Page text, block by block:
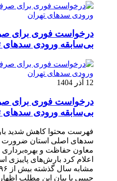
درخواست فوری برای
بی‌سابقه ورودی سدهای
12 آذر 1404
درخواست فوری برای
بی‌سابقه ورودی سدهای
فهرست محتوا کاهش شدید
سدهای اصلی استان
معاون حفاظت و
اعلام کرد بارش‌های پاییزی
حبیبی با بیان این مطلب